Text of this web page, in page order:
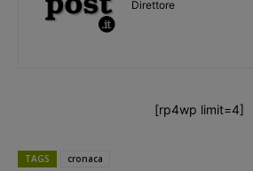
Direttore
[rp4wp limit=4]
TAGS cronaca